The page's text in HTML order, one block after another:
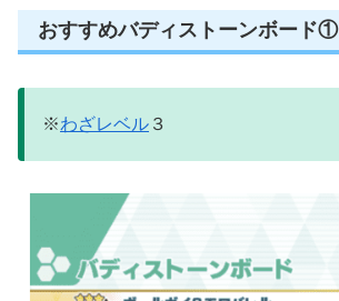
おすすめバディストーンボード①
※わざレベル ３